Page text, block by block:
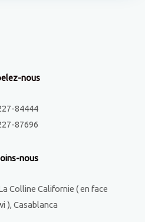
nous
84444
87696
nous
Colline Californie ( en face
), Casablanca